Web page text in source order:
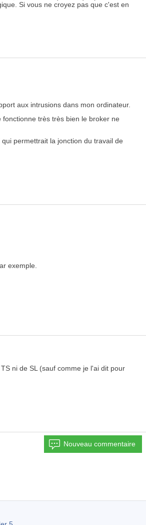
Si vous ne croyez pas que c'est en
aux intrusions dans mon ordinateur.
très très bien le broker ne
permettrait la jonction du travail de
exemple.
ni de SL (sauf comme je l'ai dit pour
Nouveau commentaire